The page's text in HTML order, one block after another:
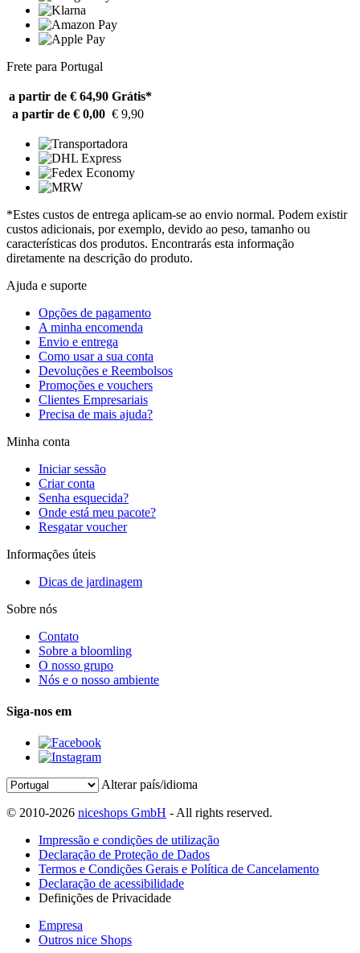
Frete para Portugal
a partir de € 64,90 Grátis*
a partir de € 0,00 € 9,90
*Estes custos de entrega aplicam-se ao envio normal. Podem existir
custos adicionais, por exemplo, devido ao peso, tamanho ou
características dos produtos. Encontrarás esta informação
diretamente na descrição do produto.
Ajuda e suporte
Opções de pagamento
A minha encomenda
Envio e entrega
Como usar a sua conta
Devoluções e Reembolsos
Promoções e vouchers
Clientes Empresariais
Precisa de mais ajuda?
Minha conta
Iniciar sessão
Criar conta
Senha esquecida?
Onde está meu pacote?
Resgatar voucher
Informações úteis
Dicas de jardinagem
Sobre nós
Contato
Sobre a bloomling
O nosso grupo
Nós e o nosso ambiente
Siga-nos em
Alterar país/idioma
© 2010-2026 niceshops GmbH - All rights reserved.
Impressão e condições de utilização
Declaração de Proteção de Dados
Termos e Condições Gerais e Política de Cancelamento
Declaração de acessibilidade
Definições de Privacidade
Empresa
Outros nice Shops